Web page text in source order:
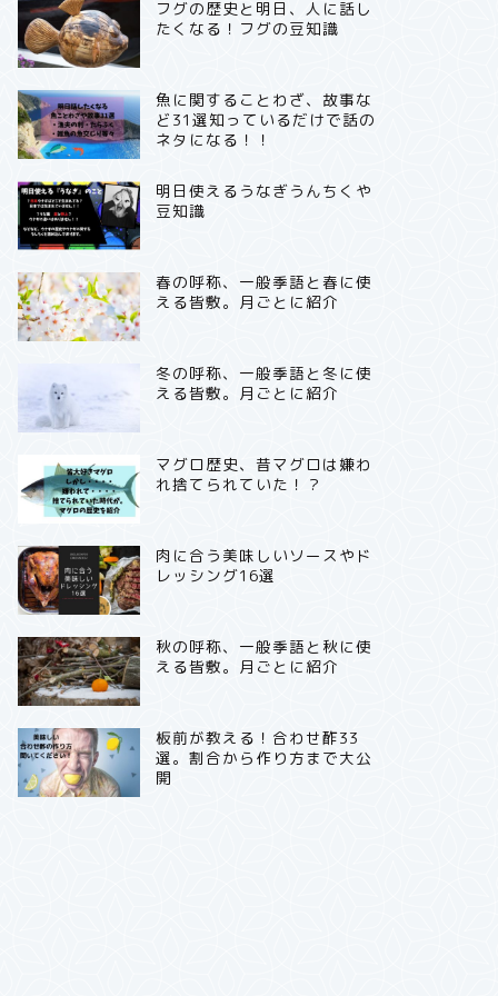
フグの歴史と明日、人に話し
たくなる！フグの豆知識
魚に関することわざ、故事な
ど31選知っているだけで話の
ネタになる！！
明日使えるうなぎうんちくや
豆知識
春の呼称、一般季語と春に使
える皆敷。月ごとに紹介
冬の呼称、一般季語と冬に使
える皆敷。月ごとに紹介
マグロ歴史、昔マグロは嫌わ
れ捨てられていた！？
肉に合う美味しいソースやド
レッシング16選
秋の呼称、一般季語と秋に使
える皆敷。月ごとに紹介
板前が教える！合わせ酢33
選。割合から作り方まで大公
開